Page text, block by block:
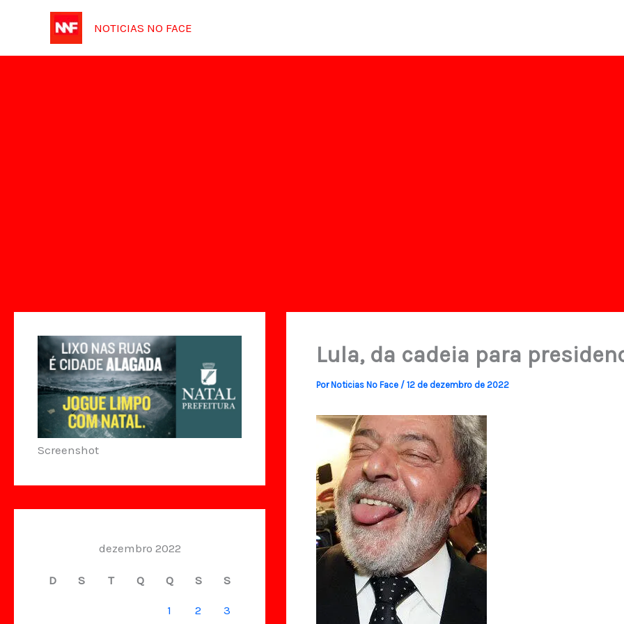
NOTICIAS NO FACE
Screenshot
dezembro 2022
D S T Q Q S S
1 2 3
Lula, da cadeia para
PorNoticias No Face / 12 de dezembro de 2022